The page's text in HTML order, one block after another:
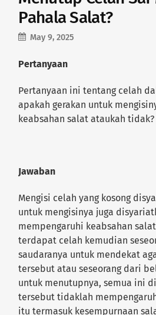
Pahala Salat?
May 9, 2025
Pertanyaan
Pertanyaan ini tentang celah
apakah gerakan untuk
keabsahan salat ataukah tidak?
Jawaban
Mengisi celah yang kosong
untuk mengisinya juga
mempengaruhi keabsahan
terdapat celah kemudian
saudaranya untuk mendekat
tersebut atau seseorang dari
untuk menutupnya, semua ini
tersebut tidaklah
itu termasuk kesempurnaan